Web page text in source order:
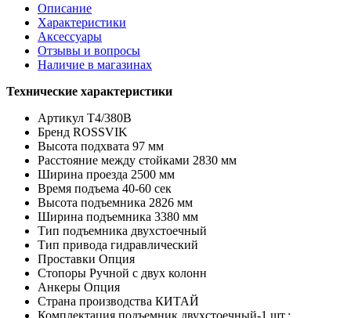
Описание
Характеристики
Аксессуары
Отзывы и вопросы
Наличие в магазинах
Технические характеристики
Артикул T4/380В
Брeнд ROSSVIK
Высота подхвата 97 мм
Расстояние между стойками 2830 мм
Ширина проезда 2500 мм
Время подъема 40-60 сек
Высота подъемника 2826 мм
Ширина подъемника 3380 мм
Тип подъемника двухстоечный
Тип привода гидравлический
Проставки Опция
Стопоры Ручной с двух колонн
Анкеры Опция
Страна производства КИТАЙ
Комплектация подъемник двухстоечный-1 шт.;